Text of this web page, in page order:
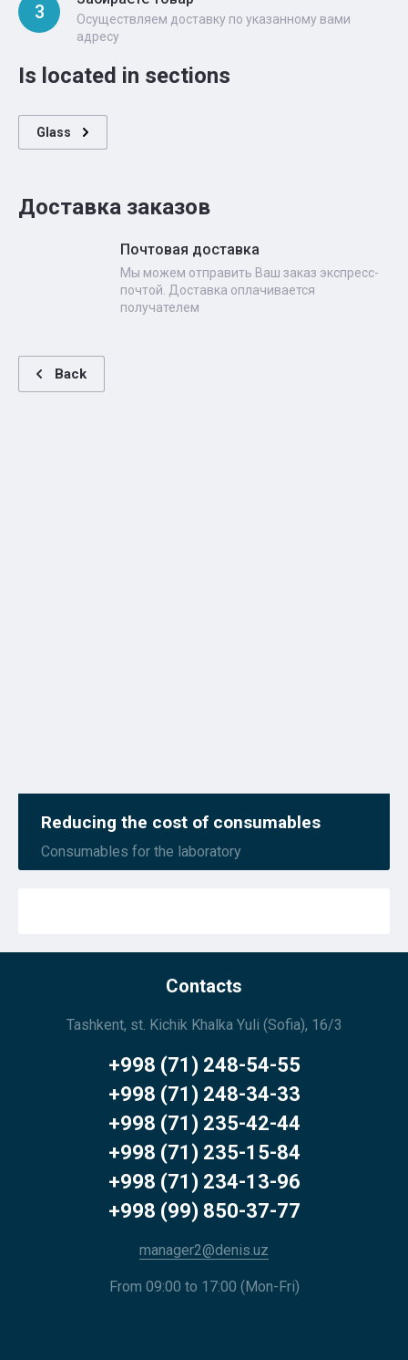
Reducing the cost of consumables
Consumables for the laboratory
3
Осуществляем доставку по указанному вами
адресу
Is located in sections
Glass
Доставка заказов
Почтовая доставка
Мы можем отправить Ваш заказ экспресс-
почтой. Доставка оплачивается
получателем
Back
Contacts
Tashkent, st. Kichik Khalka Yuli (Sofia), 16/3
+998 (71) 248-54-55
+998 (71) 248-34-33
+998 (71) 235-42-44
+998 (71) 235-15-84
+998 (71) 234-13-96
+998 (99) 850-37-77
manager2@denis.uz
From 09:00 to 17:00 (Mon-Fri)